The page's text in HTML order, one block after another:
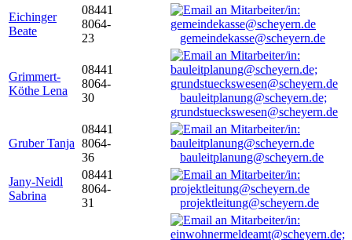
Eichinger
Beate
08441
8064-
23
gemeindekasse@scheyern.de
Grimmert-
Köthe Lena
08441
8064-
30
bauleitplanung@scheyern.de;
grundstueckswesen@scheyern.de
Gruber Tanja
08441
8064-
36
bauleitplanung@scheyern.de
Jany-Neidl
Sabrina
08441
8064-
31
projektleitung@scheyern.de